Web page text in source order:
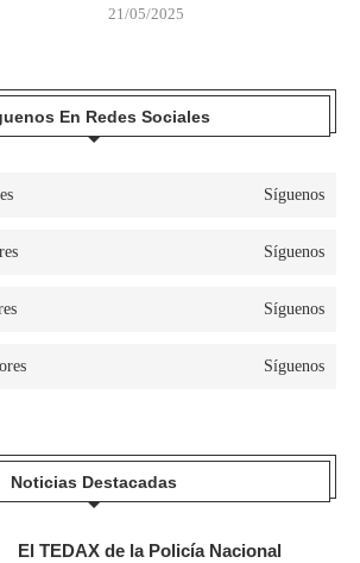
21/05/2025
En Redes Sociales
Síguenos
Síguenos
Síguenos
Síguenos
Noticias Destacadas
El TEDAX de la Policía Nacional